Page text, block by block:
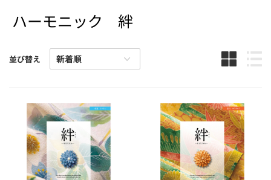
ハーモニック 絆
並び替え